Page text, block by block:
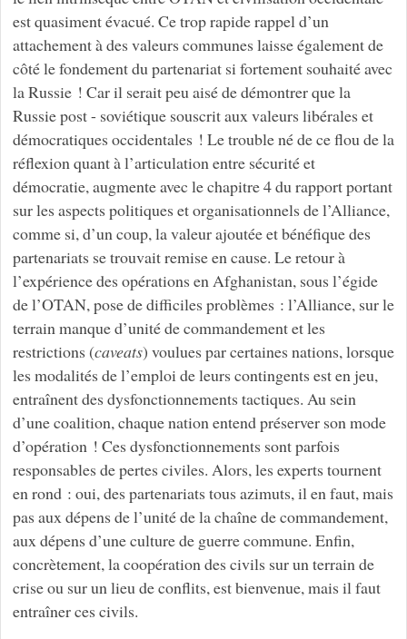
est quasiment évacué. Ce trop rapide rappel d’un
attachement à des valeurs communes laisse également de
côté le fondement du partenariat si fortement souhaité avec
la Russie ! Car il serait peu aisé de démontrer que la
Russie post - soviétique souscrit aux valeurs libérales et
démocratiques occidentales ! Le trouble né de ce flou de la
réflexion quant à l’articulation entre sécurité et
démocratie, augmente avec le chapitre 4 du rapport portant
sur les aspects politiques et organisationnels de l’Alliance,
comme si, d’un coup, la valeur ajoutée et bénéfique des
partenariats se trouvait remise en cause. Le retour à
l’expérience des opérations en Afghanistan, sous l’égide
de l’OTAN, pose de difficiles problèmes : l’Alliance, sur le
terrain manque d’unité de commandement et les
restrictions (caveats) voulues par certaines nations, lorsque
les modalités de l’emploi de leurs contingents est en jeu,
entraînent des dysfonctionnements tactiques. Au sein
d’une coalition, chaque nation entend préserver son mode
d’opération ! Ces dysfonctionnements sont parfois
responsables de pertes civiles. Alors, les experts tournent
en rond : oui, des partenariats tous azimuts, il en faut, mais
pas aux dépens de l’unité de la chaîne de commandement,
aux dépens d’une culture de guerre commune. Enfin,
concrètement, la coopération des civils sur un terrain de
crise ou sur un lieu de conflits, est bienvenue, mais il faut
entraîner ces civils.